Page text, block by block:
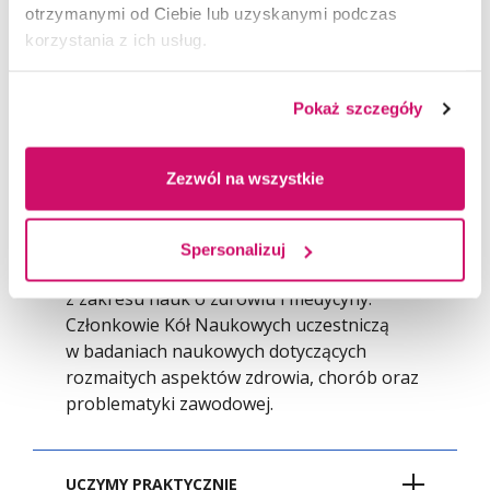
otrzymanymi od Ciebie lub uzyskanymi podczas
korzystania z ich usług.
Pokaż szczegóły
Zezwól na wszystkie
Spersonalizuj
learningowej.
charytatywnie, wspierając i pomagając
osobom przebywającym w hospicjum
oraz ich rodzinom.
W Akademii WSB działają także Studenckie
Koła Naukowe, których celem jest
z zakresu nauk o zdrowiu i medycyny.
Członkowie Kół Naukowych uczestniczą
w badaniach naukowych dotyczących
rozmaitych aspektów zdrowia, chorób oraz
problematyki zawodowej.
UCZYMY PRAKTYCZNIE